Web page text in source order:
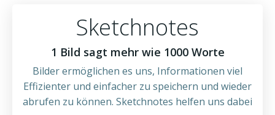
Sketchnotes
1 Bild sagt mehr wie 1000 Worte
Bilder ermöglichen es uns, Informationen viel
Effizienter und einfacher zu speichern und wieder
abrufen zu können. Sketchnotes helfen uns dabei